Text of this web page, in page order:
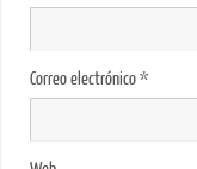
Correo electrónico*